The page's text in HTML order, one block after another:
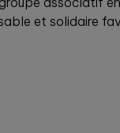
et solidaire